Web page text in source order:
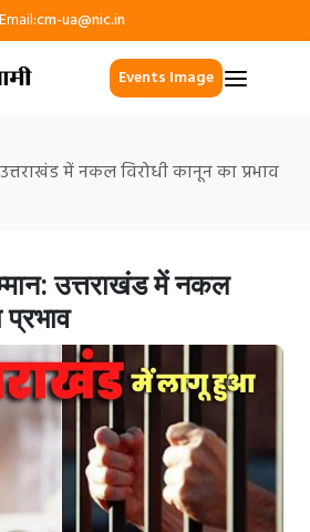
Email:cm-ua@nic.in
Events Image
में नकल विरोधी कानून का प्रभाव
उत्तराखंड में नकल
प्रभाव